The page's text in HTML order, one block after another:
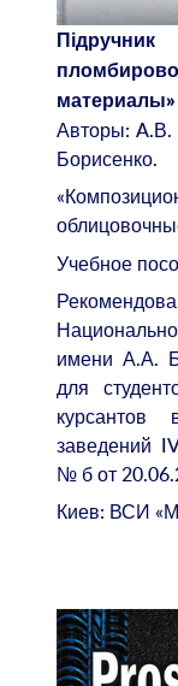
материалы»
Авторы: A.В.
Борисенко.
Учебное
имени А.А.
для
курсантов
заведений
№ б от
Киев: ВСИ